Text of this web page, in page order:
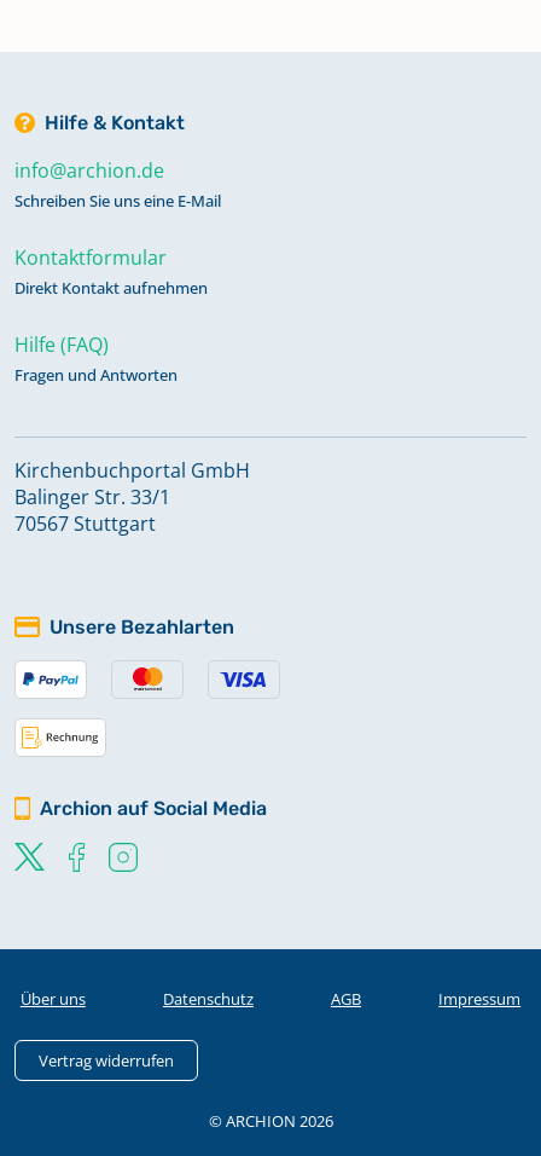
Hilfe & Kontakt
info@archion.de
Schreiben Sie uns eine E-Mail
Kontaktformular
Direkt Kontakt aufnehmen
Hilfe (FAQ)
Fragen und Antworten
Kirchenbuchportal GmbH
Balinger Str. 33/1
70567 Stuttgart
Unsere Bezahlarten
Archion auf Social Media
Über uns Datenschutz AGB Impressum
Vertrag widerrufen
© ARCHION 2026